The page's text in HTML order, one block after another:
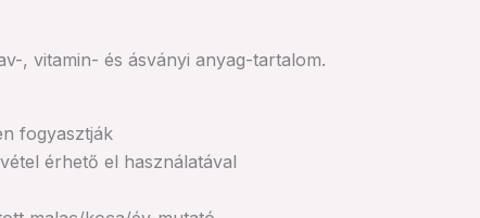
, vitamin- és ásványi anyag-tartalom.
fogyasztják
érhető el használatával